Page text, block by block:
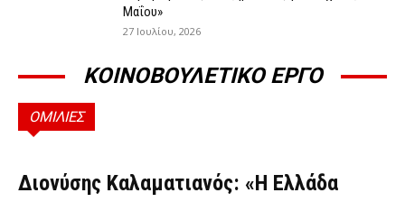
Μαΐου»
27 Ιουλίου, 2026
ΚΟΙΝΟΒΟΥΛΕΤΙΚΟ ΕΡΓΟ
ΟΜΙΛΙΕΣ
ΟΜΙΛΊΕΣ
Διονύσης Καλαματιανός: «Η Ελλάδα